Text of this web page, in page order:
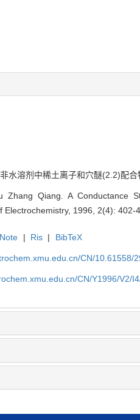
水溶剂中稀土离子和穴醚(2.2)配合
Zhang Qiang. A Conductance
Electrochemistry, 1996, 2(4): 402-
| Ris | BibTeX
CN/10.61558/
CN/Y1996/V2/